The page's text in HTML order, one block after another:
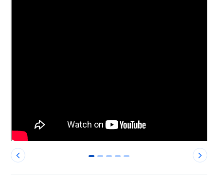
0 1 2 3 4